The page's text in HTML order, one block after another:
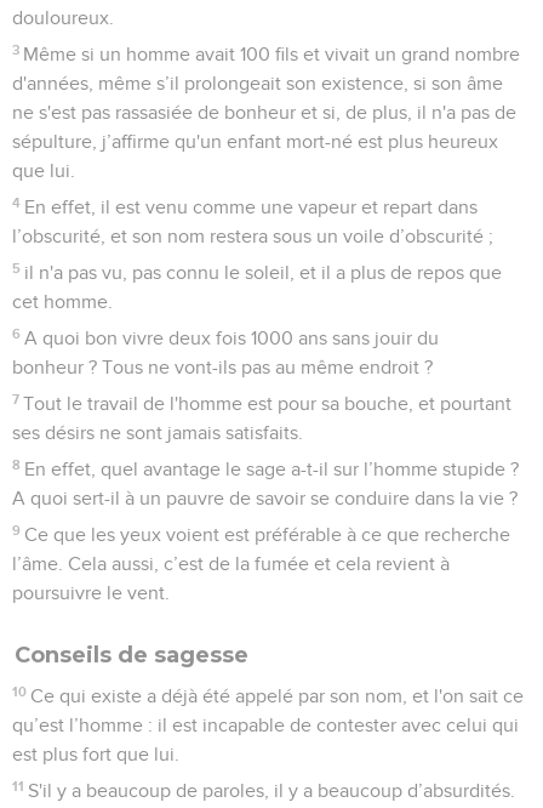
douloureux.
3 Même si un homme avait 100 fils et vivait un grand nombre
d'années, même s’il prolongeait son existence, si son âme
ne s'est pas rassasiée de bonheur et si, de plus, il n'a pas de
sépulture, j’affirme qu'un enfant mort-né est plus heureux
que lui.
4 En effet, il est venu comme une vapeur et repart dans
l’obscurité, et son nom restera sous un voile d’obscurité ;
5 il n'a pas vu, pas connu le soleil, et il a plus de repos que
cet homme.
6 A quoi bon vivre deux fois 1000 ans sans jouir du
bonheur ? Tous ne vont-ils pas au même endroit ?
7 Tout le travail de l'homme est pour sa bouche, et pourtant
ses désirs ne sont jamais satisfaits.
8 En effet, quel avantage le sage a-t-il sur l’homme stupide ?
A quoi sert-il à un pauvre de savoir se conduire dans la vie ?
9 Ce que les yeux voient est préférable à ce que recherche
l’âme. Cela aussi, c’est de la fumée et cela revient à
poursuivre le vent.
Conseils de sagesse
10 Ce qui existe a déjà été appelé par son nom, et l'on sait ce
qu’est l’homme : il est incapable de contester avec celui qui
est plus fort que lui.
11 S'il y a beaucoup de paroles, il y a beaucoup d’absurdités.